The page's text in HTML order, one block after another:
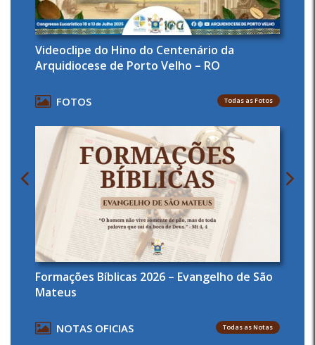
Videoclipe do Hino do Centenário da
Arquidiocese de Porto Velho – RO
FOTOS Todas as Fotos
Formações Bíblicas 2026 – Evangelho de São
Mateus
NOTAS OFICIAS Todas as Notas